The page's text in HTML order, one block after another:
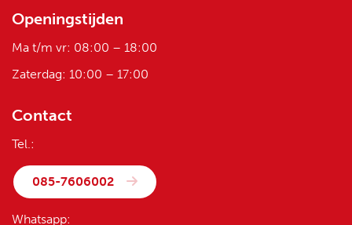
Openingstijden
Ma t/m vr: 08:00 – 18:00
Zaterdag: 10:00 – 17:00
Contact
Tel.:
085-7606002
Whatsapp: